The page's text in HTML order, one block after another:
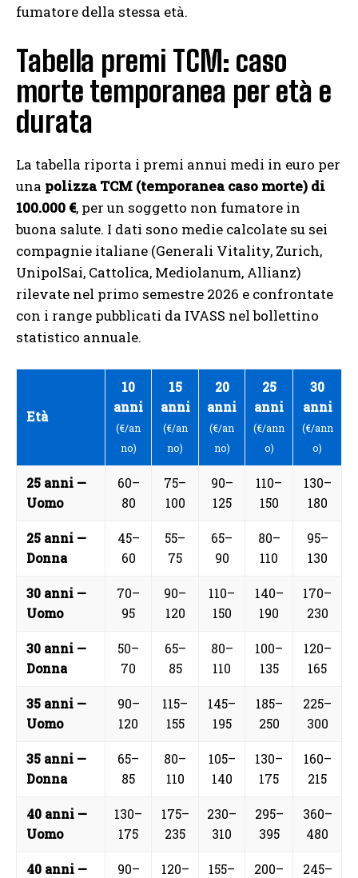
fumatore della stessa età.
Tabella premi TCM: caso
morte temporanea per età e
durata
La tabella riporta i premi annui medi in euro per
una polizza TCM (temporanea caso morte) di
100.000 €, per un soggetto non fumatore in
buona salute. I dati sono medie calcolate su sei
compagnie italiane (Generali Vitality, Zurich,
UnipolSai, Cattolica, Mediolanum, Allianz)
rilevate nel primo semestre 2026 e confrontate
con i range pubblicati da IVASS nel bollettino
statistico annuale.
Età
10
anni
(€/an
no)
15
anni
(€/an
no)
20
anni
(€/an
no)
25
anni
(€/ann
o)
30
anni
(€/ann
o)
25 anni —
Uomo
60–
80
75–
100
90–
125
110–
150
130–
180
25 anni —
Donna
45–
60
55–
75
65–
90
80–
110
95–
130
30 anni —
Uomo
70–
95
90–
120
110–
150
140–
190
170–
230
30 anni —
Donna
50–
70
65–
85
80–
110
100–
135
120–
165
35 anni —
Uomo
90–
120
115–
155
145–
195
185–
250
225–
300
35 anni —
Donna
65–
85
80–
110
105–
140
130–
175
160–
215
40 anni —
Uomo
130–
175
175–
235
230–
310
295–
395
360–
480
40 anni —
90–
120–
155–
200–
245–